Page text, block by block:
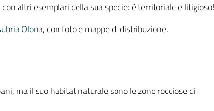
altri esemplari della sua specie: è territoriale e litigioso!
Olona, con foto e mappe di distribuzione.
ma il suo habitat naturale sono le zone rocciose di